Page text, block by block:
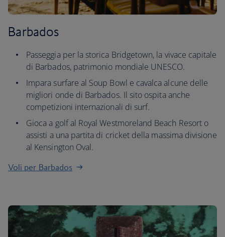
Barbados
Passeggia per la storica Bridgetown, la vivace capitale
di Barbados, patrimonio mondiale UNESCO.
Impara surfare al Soup Bowl e cavalca alcune delle
migliori onde di Barbados. Il sito ospita anche
competizioni internazionali di surf.
Gioca a golf al Royal Westmoreland Beach Resort o
assisti a una partita di cricket della massima divisione
al Kensington Oval.
Voli per Barbados